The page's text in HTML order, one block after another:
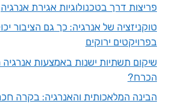
פריצות דרך בטכנולוגיות אגירת אנרגיה
טוקניזציה של אנרגיה: כך גם הציבור
בפרויקטים ירוקים
שיקום תשתיות ישנות באמצעות
הכרח?
הבינה המלאכותית והאנרגיה: בקרה